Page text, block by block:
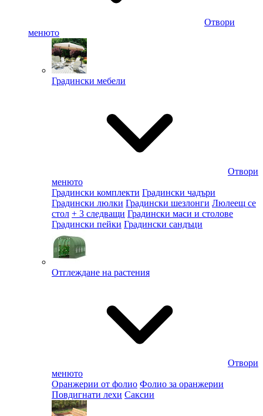
Отвори
менюто
Градински мебели
Отвори
менюто
Градински комплекти Градински чадъри
Градински люлки Градински шезлонги Люлеещ се
стол + 3 следващи Градински маси и столове
Градински пейки Градински сандъци
Отглеждане на растения
Отвори
менюто
Оранжерии от фолио Фолио за оранжерии
Повдигнати лехи Саксии